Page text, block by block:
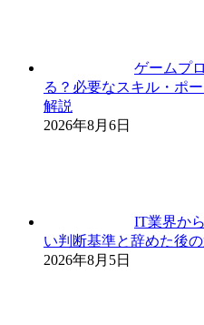
ゲームプ
る？必要なスキル・ポ
解説
2026年8月6日
IT業界か
い判断基準と辞めた後
2026年8月5日